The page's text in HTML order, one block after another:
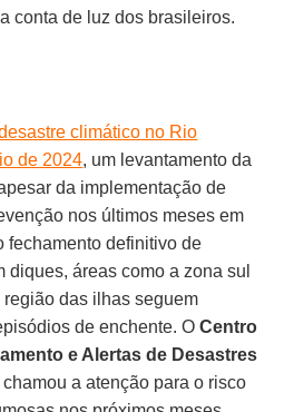
conta de luz dos brasileiros.
climático no Rio
de 2024, um levantamento da
da implementação de
nos últimos meses em
fechamento definitivo de
diques, áreas como a zona sul
das ilhas seguem
de enchente. OCentro
e Alertas de Desastres
chamou a atenção para o risco